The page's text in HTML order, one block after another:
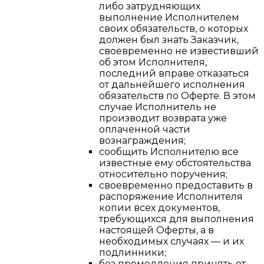
либо затрудняющих
выполнение Исполнителем
своих обязательств, о которых
должен был знать Заказчик,
своевременно не известивший
об этом Исполнителя,
последний вправе отказаться
от дальнейшего исполнения
обязательств по Оферте. В этом
случае Исполнитель не
производит возврата уже
оплаченной части
вознаграждения;
сообщить Исполнителю все
известные ему обстоятельства
относительно поручения;
своевременно предоставить в
распоряжение Исполнителя
копии всех документов,
требующихся для выполнения
настоящей Оферты, а в
необходимых случаях — и их
подлинники;